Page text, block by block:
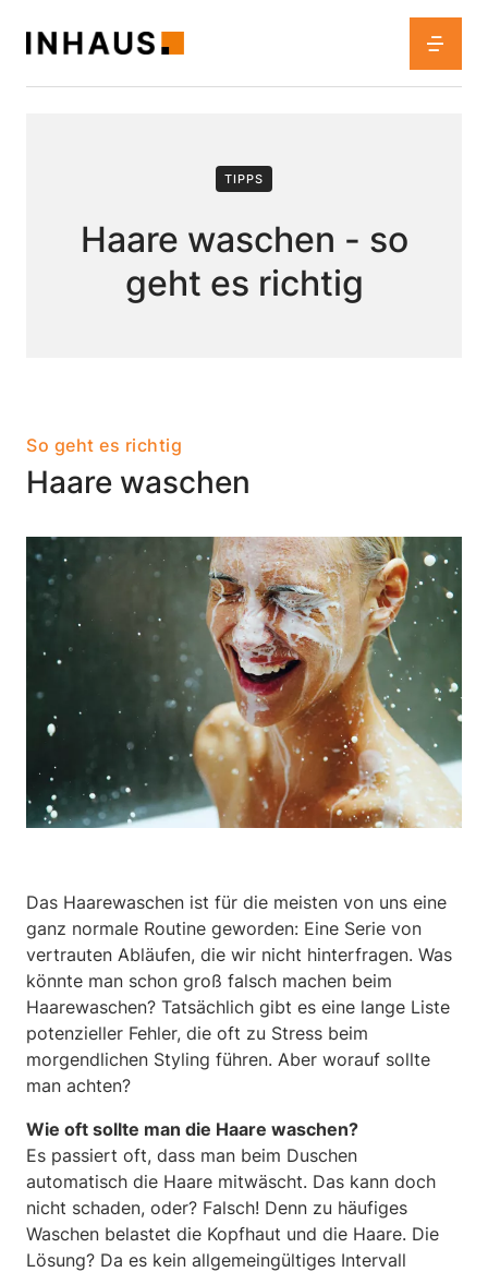
TIPPS
Haare waschen - so
geht es richtig
So geht es richtig
Haare waschen
Das Haarewaschen ist für die meisten von uns eine
ganz normale Routine geworden: Eine Serie von
vertrauten Abläufen, die wir nicht hinterfragen. Was
könnte man schon groß falsch machen beim
Haarewaschen? Tatsächlich gibt es eine lange Liste
potenzieller Fehler, die oft zu Stress beim
morgendlichen Styling führen. Aber worauf sollte
man achten?
Wie oft sollte man die Haare waschen?
Es passiert oft, dass man beim Duschen
automatisch die Haare mitwäscht. Das kann doch
nicht schaden, oder? Falsch! Denn zu häufiges
Waschen belastet die Kopfhaut und die Haare. Die
Lösung? Da es kein allgemeingültiges Intervall